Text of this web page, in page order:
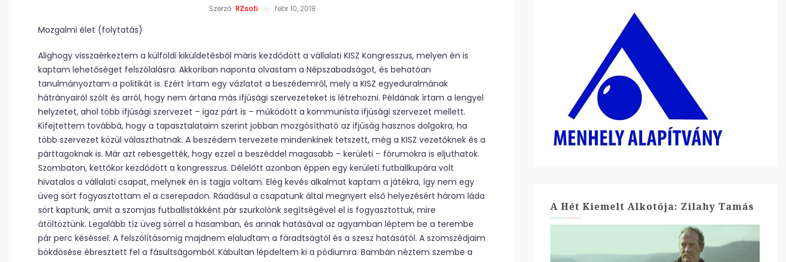
Szerző: RZsofi febr 10, 2018
Mozgalmi élet (folytatás)
Alighogy visszaérkeztem a külföldi kiküldetésből máris kezdődött a vállalati KISZ Kongresszus, melyen én is
kaptam lehetőséget felszólalásra. Akkoriban naponta olvastam a Népszabadságot, és behatóan
tanulmányoztam a politikát is. Ezért írtam egy vázlatot a beszédemről, mely a KISZ egyeduralmának
hátrányairól szólt és arról, hogy nem ártana más ifjúsági szervezeteket is létrehozni. Példának írtam a lengyel
helyzetet, ahol több ifjúsági szervezet – igaz párt is – működött a kommunista ifjúsági szervezet mellett.
Kifejtettem továbbá, hogy a tapasztalataim szerint jobban mozgósítható az ifjúság hasznos dolgokra, ha
több szervezet közül választhatnak. A beszédem tervezete mindenkinek tetszett, még a KISZ vezetőknek és a
párttagoknak is. Már azt rebesgették, hogy ezzel a beszéddel magasabb – kerületi – fórumokra is eljuthatok.
Szombaton, kettőkor kezdődött a kongresszus. Délelőtt azonban éppen egy kerületi futballkupára volt
hivatalos a vállalati csapat, melynek én is tagja voltam. Elég kevés alkalmat kaptam a játékra, így nem egy
üveg sört fogyasztottam el a cserepadon. Ráadásul a csapatunk által megnyert első helyezésért három láda
sört kaptunk, amit a szomjas futballistákként pár szurkolónk segítségével el is fogyasztottuk, mire
átöltöztünk. Legalább tíz üveg sörrel a hasamban, és annak hatásával az agyamban léptem be a terembe
pár perc késéssel. A felszólításomig majdnem elaludtam a fáradtságtól és a szesz hatásától. A szomszédjaim
bökdösése ébresztett fel a fásultságomból. Kábultan lépdeltem ki a pódiumra. Bambán néztem szembe a
A Hét Kiemelt Alkotója: Zilahy Tamás